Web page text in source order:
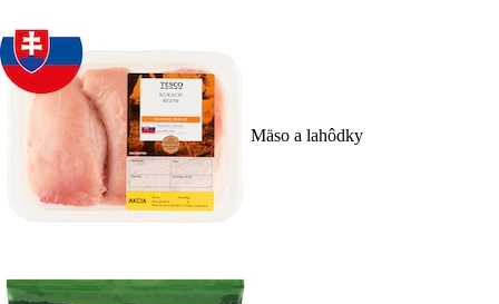
Mäso a lahôdky